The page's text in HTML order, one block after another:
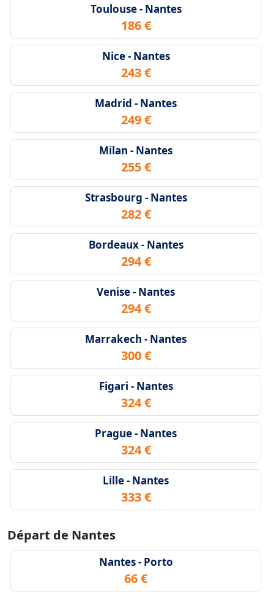
Toulouse - Nantes
186 €
Nice - Nantes
243 €
Madrid - Nantes
249 €
Milan - Nantes
255 €
Strasbourg - Nantes
282 €
Bordeaux - Nantes
294 €
Venise - Nantes
294 €
Marrakech - Nantes
300 €
Figari - Nantes
324 €
Prague - Nantes
324 €
Lille - Nantes
333 €
Départ de Nantes
Nantes - Porto
66 €